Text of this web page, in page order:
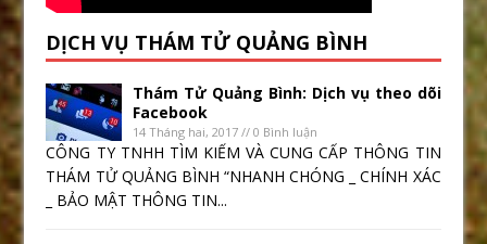
DỊCH VỤ THÁM TỬ QUẢNG BÌNH
Thám Tử Quảng Bình: Dịch vụ theo dõi
Facebook
14 Tháng hai, 2017 // 0 Bình luận
CÔNG TY TNHH TÌM KIẾM VÀ CUNG CẤP THÔNG TIN
THÁM TỬ QUẢNG BÌNH “NHANH CHÓNG _ CHÍNH XÁC
_ BẢO MẬT THÔNG TIN...